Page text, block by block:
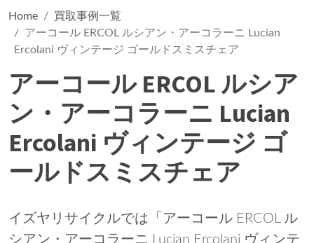
Home
買取事例一覧
アーコール ERCOL ルシアン・アーコラーニ Lucian
Ercolani ヴィンテージ ゴールドスミスチェア
アーコール ERCOL ルシア
ン・アーコラーニ Lucian
Ercolani ヴィンテージ ゴ
ールドスミスチェア
イズヤリサイクルでは「アーコール ERCOL ル
シアン・アーコラーニ Lucian Ercolani ヴィンテ